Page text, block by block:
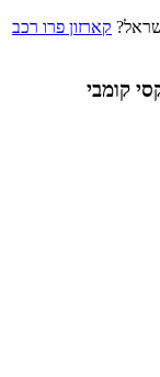
קארזון פרו רכב
קומבי